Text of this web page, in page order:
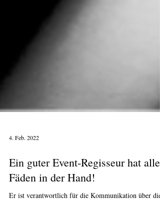
Ein guter Event-Regisseur hat alle
Fäden in der Hand!